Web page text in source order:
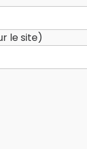
le site)